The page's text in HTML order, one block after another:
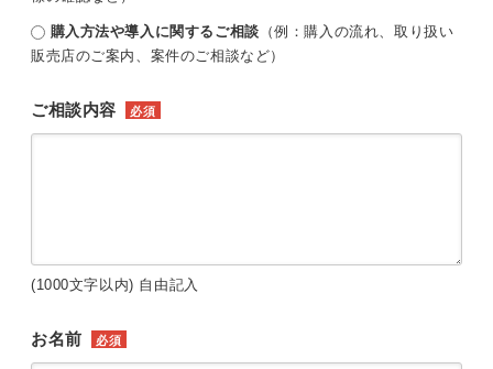
購入方法や導入に関するご相談 （例：購入の流れ、取り扱い
販売店のご案内、案件のご相談など）
ご相談内容 必須
(1000文字以内) 自由記入
お名前 必須